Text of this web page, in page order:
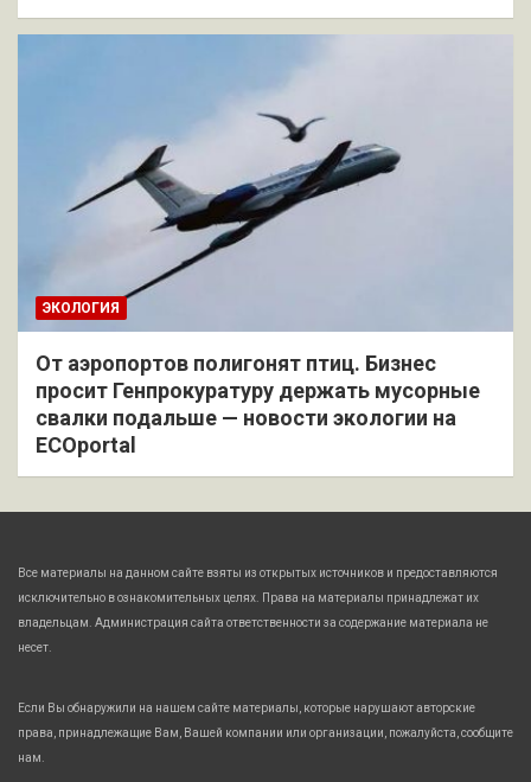
ЭКОЛОГИЯ
От аэропортов полигонят птиц. Бизнес
просит Генпрокуратуру держать мусорные
свалки подальше — новости экологии на
ECOportal
Все материалы на данном сайте взяты из открытых источников и предоставляются
исключительно в ознакомительных целях. Права на материалы принадлежат их
владельцам. Администрация сайта ответственности за содержание материала не
несет.
Если Вы обнаружили на нашем сайте материалы, которые нарушают авторские
права, принадлежащие Вам, Вашей компании или организации, пожалуйста, сообщите
нам.